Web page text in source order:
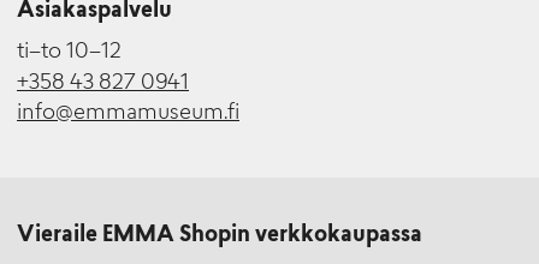
Asiakaspalvelu
ti–to 10–12
+358 43 827 0941
info@emmamuseum.fi
Vieraile EMMA Shopin verkkokaupassa